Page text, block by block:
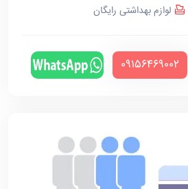
لوازم بهداشتی رایگان
‪09156469002‬